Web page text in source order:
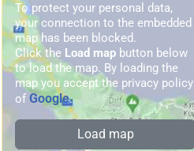
To protect your personal data,
your connection to the embedded
map has been blocked.
Click the Load map button below
to load the map. By loading the
map you accept the privacy policy
ofGoogle.
Load map